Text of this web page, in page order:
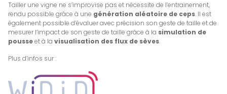
Tailler une vigne ne s’improvise pas et nécessite de l’entrainement,
rendu possible grâce à une génération aléatoire de ceps. Il est
également possible d’évaluer avec précision son geste de taille et de
mesurer l’impact de son geste de taille grâce à la simulation de
pousseet à la visualisation des flux de sèves.
Plus d’infos sur :